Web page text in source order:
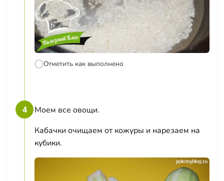
Отметить как выполнено
4
Моем все овощи.
Кабачки очищаем от кожуры и нарезаем на
кубики.